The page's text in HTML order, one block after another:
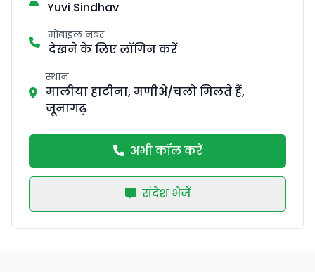
Yuvi Sindhav
मोबाइल नंबर
देखने के लिए लॉगिन करें
स्थान
मालीया हाटीना, मणीअे/चलो मिलते हैं,
जूनागढ़
अभी कॉल करें
संदेश भेजें